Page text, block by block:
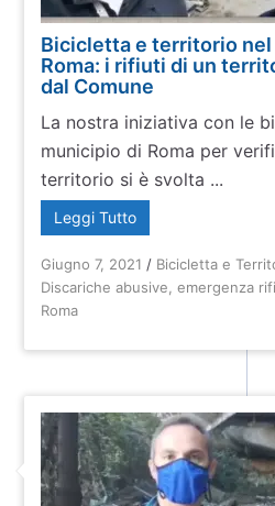
Bicicletta e territorio nel
Roma: i rifiuti di un
dal Comune
La nostra iniziativa con le
municipio di Roma per
territorio si è svolta ...
Leggi Tutto
Giugno 7, 2021 / Bicicletta e
Discariche abusive ,emergenza
Roma